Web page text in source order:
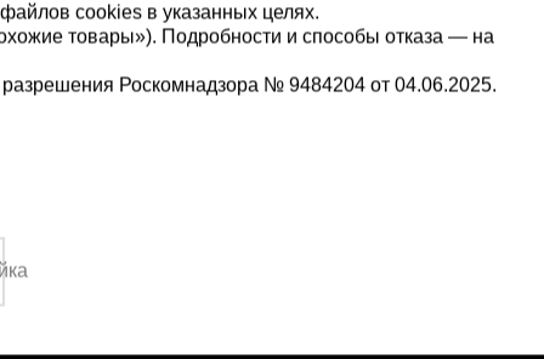
88
Мы в социальных сетях:
cookies в указанных целях.
товары»). Подробности и способы отказа — на
Роскомнадзора № 9484204 от 04.06.2025.